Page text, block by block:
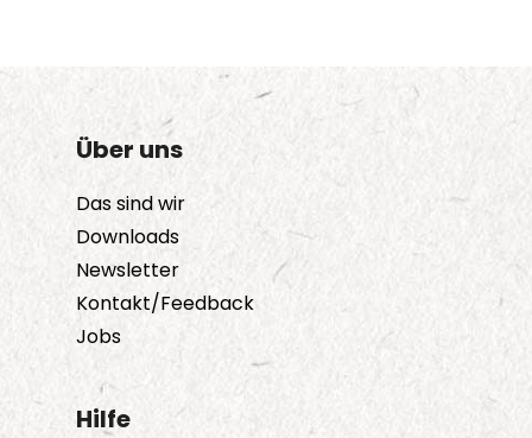
Über uns
Das sind wir
Downloads
Newsletter
Kontakt/Feedback
Jobs
Hilfe